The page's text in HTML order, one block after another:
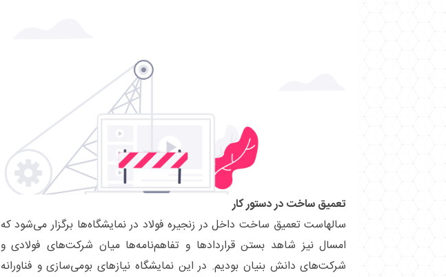
تعمیق ساخت در دستور کار
سالهاست تعمیق ساخت داخل در زنجیره فولاد در نمایشگاه‌ها برگزار می‌شود که
امسال نیز شاهد بستن قرارداد‌ها و تفاهم‌نامه‌ها میان شرکت‌های فولادی و
شرکت‌های دانش بنیان بودیم. در این نمایشگاه نیاز‌های بومی‌سازی و فناورانه